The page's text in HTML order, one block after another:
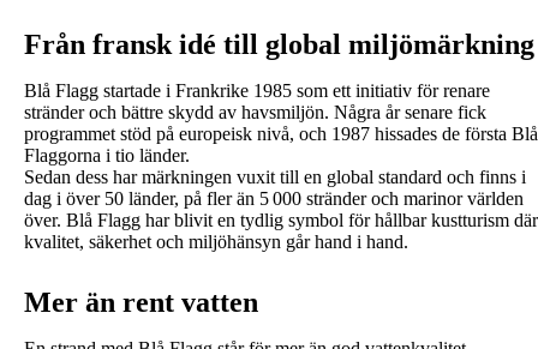
Från fransk idé till global miljömärkning
Blå Flagg startade i Frankrike 1985 som ett initiativ för renare
stränder och bättre skydd av havsmiljön. Några år senare fick
programmet stöd på europeisk nivå, och 1987 hissades de första Blå
Flaggorna i tio länder.
Sedan dess har märkningen vuxit till en global standard och finns i
dag i över 50 länder, på fler än 5 000 stränder och marinor världen
över. Blå Flagg har blivit en tydlig symbol för hållbar kustturism där
kvalitet, säkerhet och miljöhänsyn går hand i hand.
Mer än rent vatten